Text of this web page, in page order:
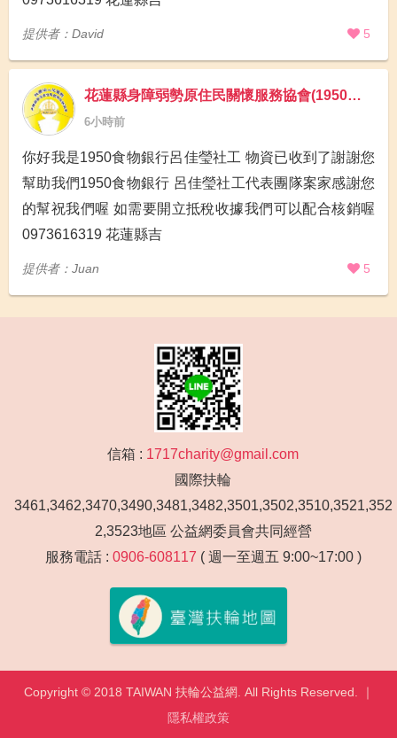
提供者：David 5
花蓮縣身障弱勢原住民關懷服務協會(1950食物銀行)
6小時前
你好我是1950食物銀行呂佳瑩社工 物資已收到了謝謝您
幫助我們1950食物銀行 呂佳瑩社工代表團隊案家感謝您
的幫祝我們喔 如需要開立抵稅收據我們可以配合核銷喔
0973616319 花蓮縣吉
提供者：Juan 5
信箱 : 1717charity@gmail.com
國際扶輪
3461,3462,3470,3490,3481,3482,3501,3502,3510,3521,352
2,3523地區 公益網委員會共同經營
服務電話 : 0906-608117 ( 週一至週五 9:00~17:00 )
Copyright © 2018 TAIWAN 扶輪公益網. All Rights Reserved. ｜
隱私權政策